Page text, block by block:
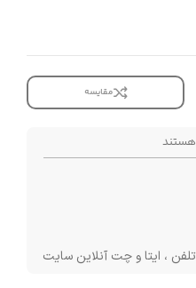
مقایسه
تلفن ، ایتا و چت آنلاین سایت